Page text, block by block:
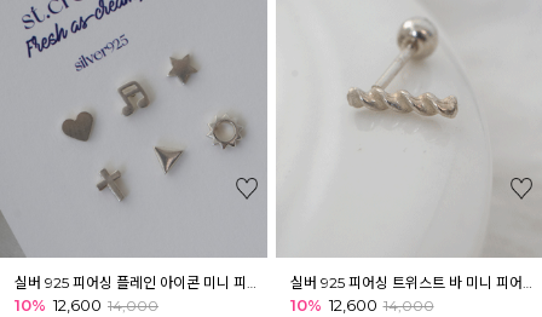
실버 925 피어싱 플레인 아이콘 미니 피어싱 귓볼 이너컨츠 귓바퀴
10% 12,600 14,000
실버 925 피어싱 트위스트 바 미니 피어싱 아웃컨츠 귓바퀴 귓볼
10% 12,600 14,000